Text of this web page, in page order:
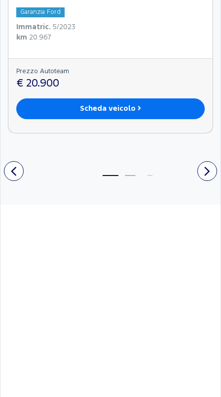
Garanzia Ford
Immatric. 5/2023
km 20.967
Prezzo Autoteam
€ 20.900
Scheda veicolo